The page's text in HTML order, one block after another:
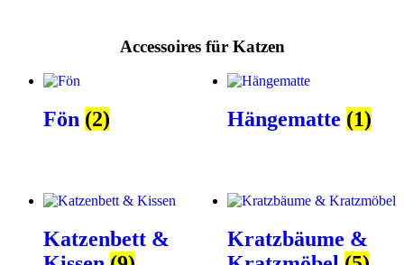
Accessoires für Katzen
Fön (2) Hängematte (1)
Katzenbett &
Kratzbäume &